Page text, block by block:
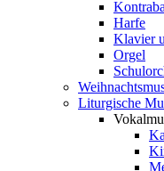
Harfe
Klavier
Orgel
Liturgische